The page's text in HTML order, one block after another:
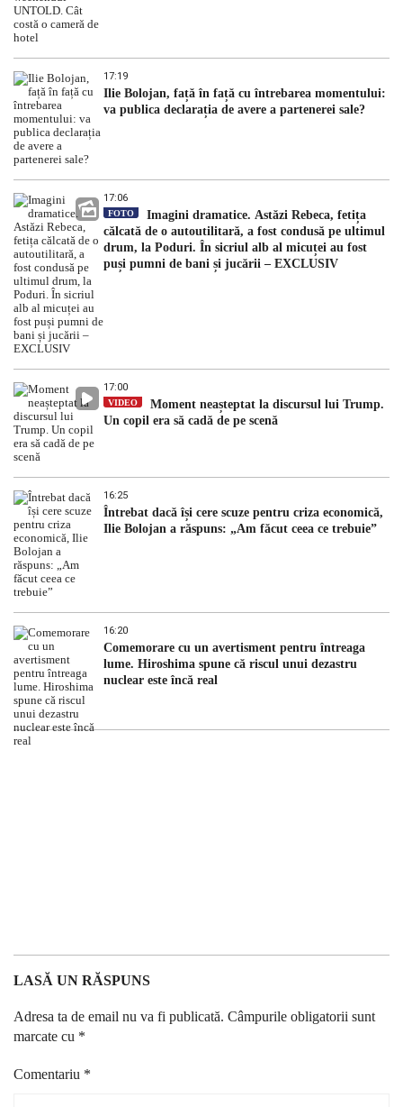
17:19
Ilie Bolojan, față în față cu întrebarea momentului:
va publica declarația de avere a partenerei sale?
17:06
FOTO
Imagini dramatice. Astăzi Rebeca, fetița
călcată de o autoutilitară, a fost condusă pe ultimul
drum, la Poduri. În sicriul alb al micuței au fost
puși pumni de bani și jucării – EXCLUSIV
17:00
VIDEO
Moment neașteptat la discursul lui Trump.
Un copil era să cadă de pe scenă
16:25
Întrebat dacă își cere scuze pentru criza economică,
Ilie Bolojan a răspuns: „Am făcut ceea ce trebuie”
16:20
Comemorare cu un avertisment pentru întreaga
lume. Hiroshima spune că riscul unui dezastru
nuclear este încă real
LASĂ UN RĂSPUNS
Adresa ta de email nu va fi publicată. Câmpurile obligatorii sunt
marcate cu *
Comentariu *